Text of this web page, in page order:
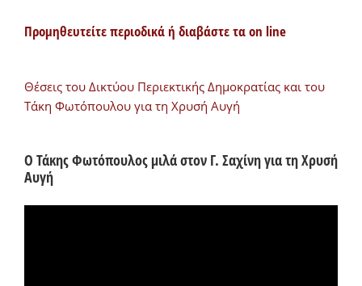
Προμηθευτείτε περιοδικά ή διαβάστε τα on line
Θέσεις του Δικτύου Περιεκτικής Δημοκρατίας και του
Τάκη Φωτόπουλου για τη Χρυσή Αυγή
Ο Τάκης Φωτόπουλος μιλά στον Γ. Σαχίνη για τη Χρυσή
Αυγή